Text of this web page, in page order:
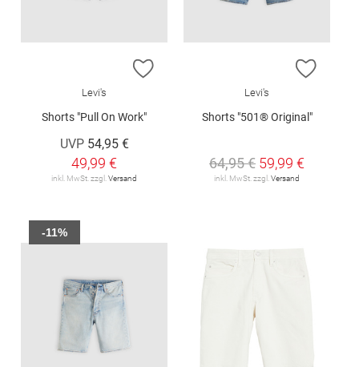
ZUR WUNSCHLISTE HINZUFÜGEN
Levi's
Shorts "Pull On Work"
UVP 54,95 €
49,99 €
inkl. MwSt. zzgl. Versand
ZUR
Levi's
Shorts "501® Original"
64,95 € 59,99 €
inkl. MwSt. zzgl. Versand
-11%